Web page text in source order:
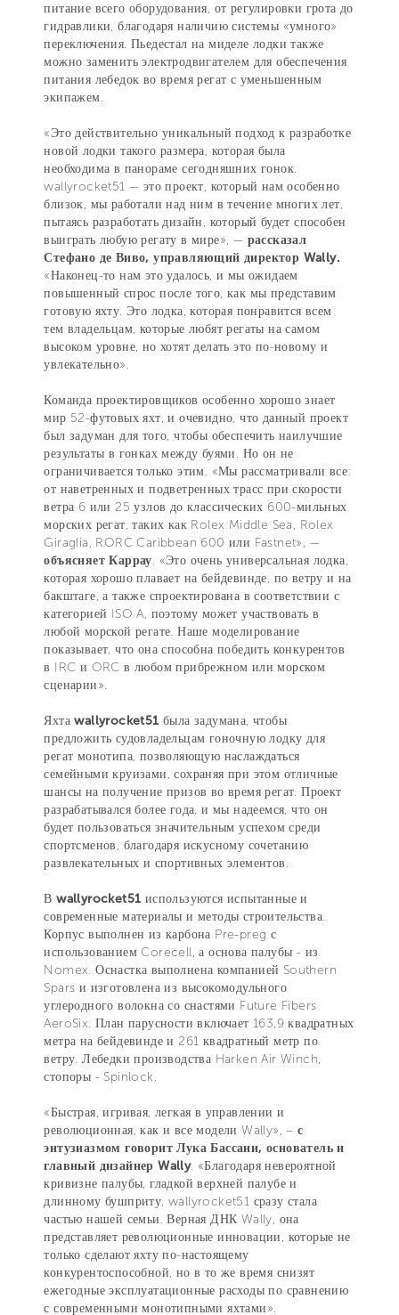
питание всего оборудования, от регулировки грота до
гидравлики, благодаря наличию системы «умного»
переключения. Пьедестал на миделе лодки также
можно заменить электродвигателем для обеспечения
питания лебедок во время регат с уменьшенным
экипажем.
«Это действительно уникальный подход к разработке
новой лодки такого размера, которая была
необходима в панораме сегодняшних гонок.
wallyrocket51 — это проект, который нам особенно
близок, мы работали над ним в течение многих лет,
пытаясь разработать дизайн, который будет способен
выиграть любую регату в мире», — рассказал
Стефано де Виво, управляющий директор Wally.
«Наконец-то нам это удалось, и мы ожидаем
повышенный спрос после того, как мы представим
готовую яхту. Это лодка, которая понравится всем
тем владельцам, которые любят регаты на самом
высоком уровне, но хотят делать это по-новому и
увлекательно».
Команда проектировщиков особенно хорошо знает
мир 52-футовых яхт, и очевидно, что данный проект
был задуман для того, чтобы обеспечить наилучшие
результаты в гонках между буями. Но он не
ограничивается только этим. «Мы рассматривали все:
от наветренных и подветренных трасс при скорости
ветра 6 или 25 узлов до классических 600-мильных
морских регат, таких как Rolex Middle Sea, Rolex
Giraglia, RORC Caribbean 600 или Fastnet», —
объясняет Каррау. «Это очень универсальная лодка,
которая хорошо плавает на бейдевинде, по ветру и на
бакштаге, а также спроектирована в соответствии с
категорией ISO A, поэтому может участвовать в
любой морской регате. Наше моделирование
показывает, что она способна победить конкурентов
в IRC и ORC в любом прибрежном или морском
сценарии».
Яхтаwallyrocket51 была задумана, чтобы
предложить судовладельцам гоночную лодку для
регат монотипа, позволяющую наслаждаться
семейными круизами, сохраняя при этом отличные
шансы на получение призов во время регат. Проект
разрабатывался более года, и мы надеемся, что он
будет пользоваться значительным успехом среди
спортсменов, благодаря искусному сочетанию
развлекательных и спортивных элементов.
Вwallyrocket51 используются испытанные и
современные материалы и методы строительства.
Корпус выполнен из карбона Pre-preg с
использованием Corecell, а основа палубы - из
Nomex. Оснастка выполнена компанией Southern
Spars и изготовлена из высокомодульного
углеродного волокна со снастями Future Fibers
AeroSix. План парусности включает 163,9 квадратных
метра на бейдевинде и 261 квадратный метр по
ветру. Лебедки производства Harken Air Winch,
стопоры - Spinlock.
«Быстрая, игривая, легкая в управлении и
революционная, как и все модели Wally», –с
энтузиазмом говорит Лука Бассани, основатель и
главный дизайнер Wally. «Благодаря невероятной
кривизне палубы, гладкой верхней палубе и
длинному бушприту, wallyrocket51 сразу стала
частью нашей семьи. Верная ДНК Wally, она
представляет революционные инновации, которые не
только сделают яхту по-настоящему
конкурентоспособной, но в то же время снизят
ежегодные эксплуатационные расходы по сравнению
с современными монотипными яхтами».